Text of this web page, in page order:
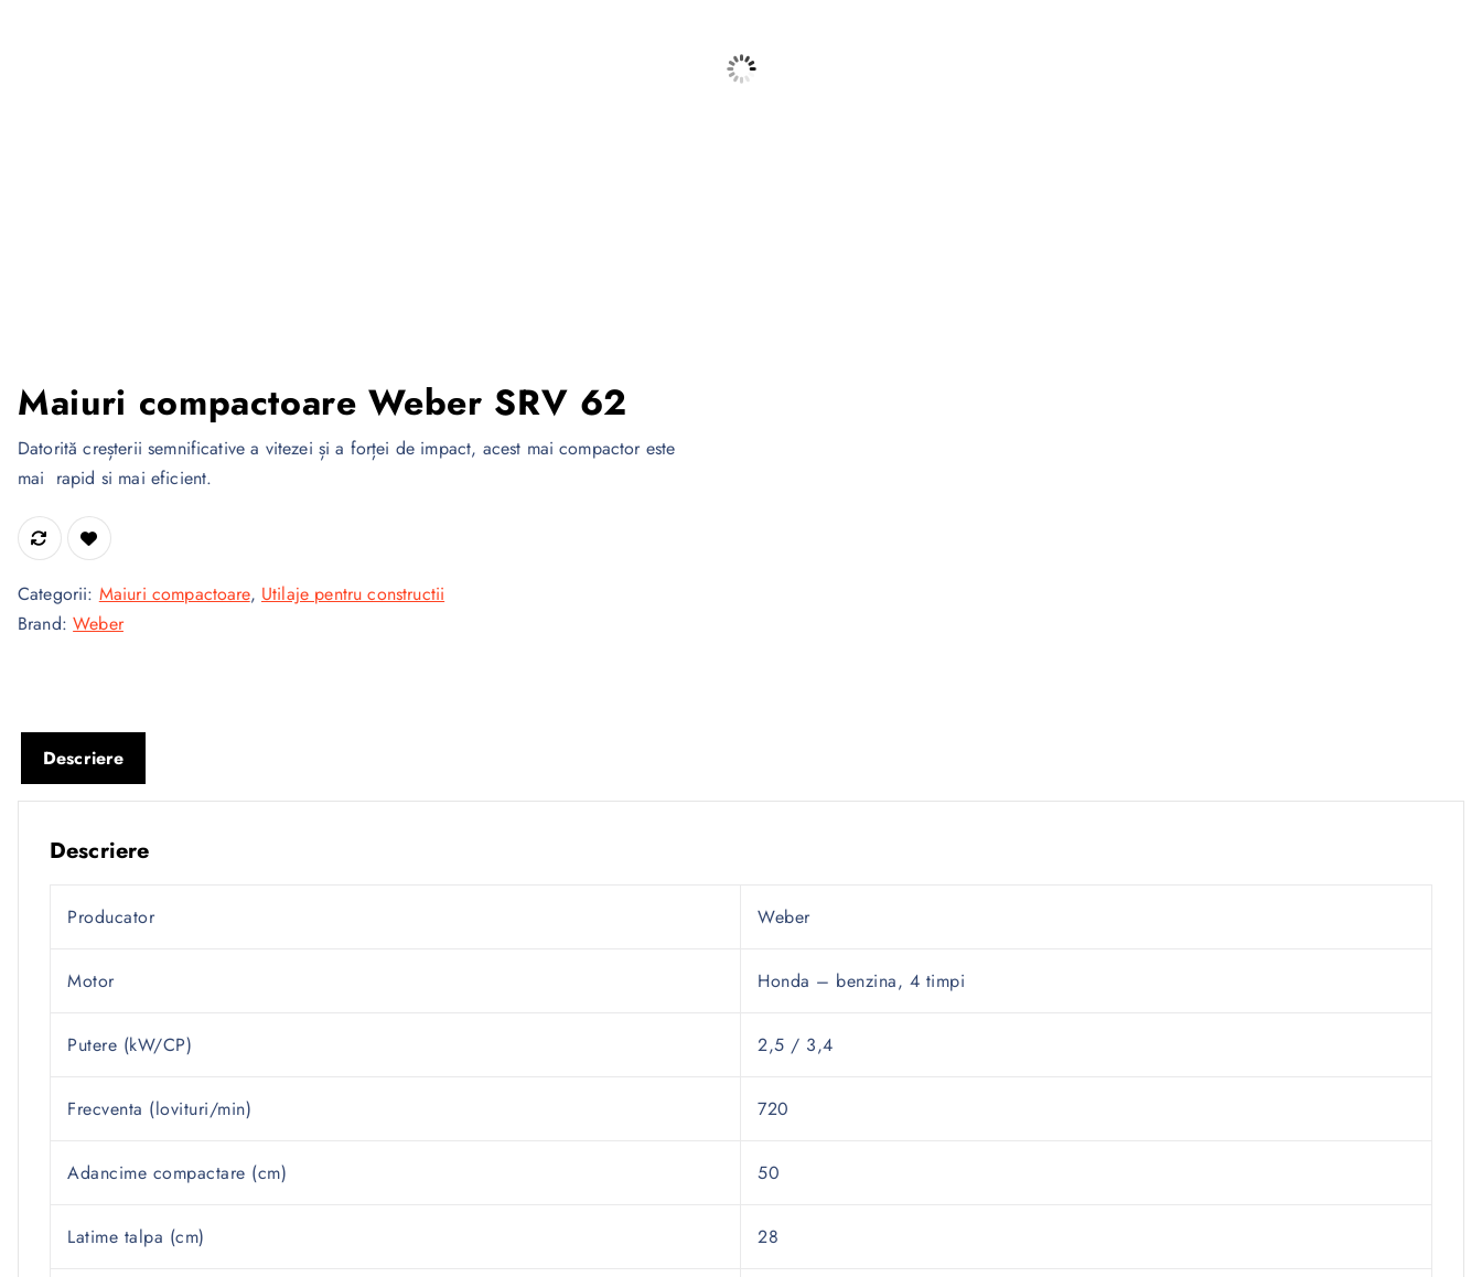
Maiuri compactoare Weber SRV 62
Datorită creșterii semnificative a vitezei și a forței de impact, acest mai compactor este
mai rapid si mai eficient.
Categorii: Maiuri compactoare, Utilaje pentru constructii
Brand:Weber
Descriere
Descriere
Producator Weber
Motor Honda – benzina, 4 timpi
Putere (kW/CP) 2,5 / 3,4
Frecventa (lovituri/min) 720
Adancime compactare (cm) 50
Latime talpa (cm) 28